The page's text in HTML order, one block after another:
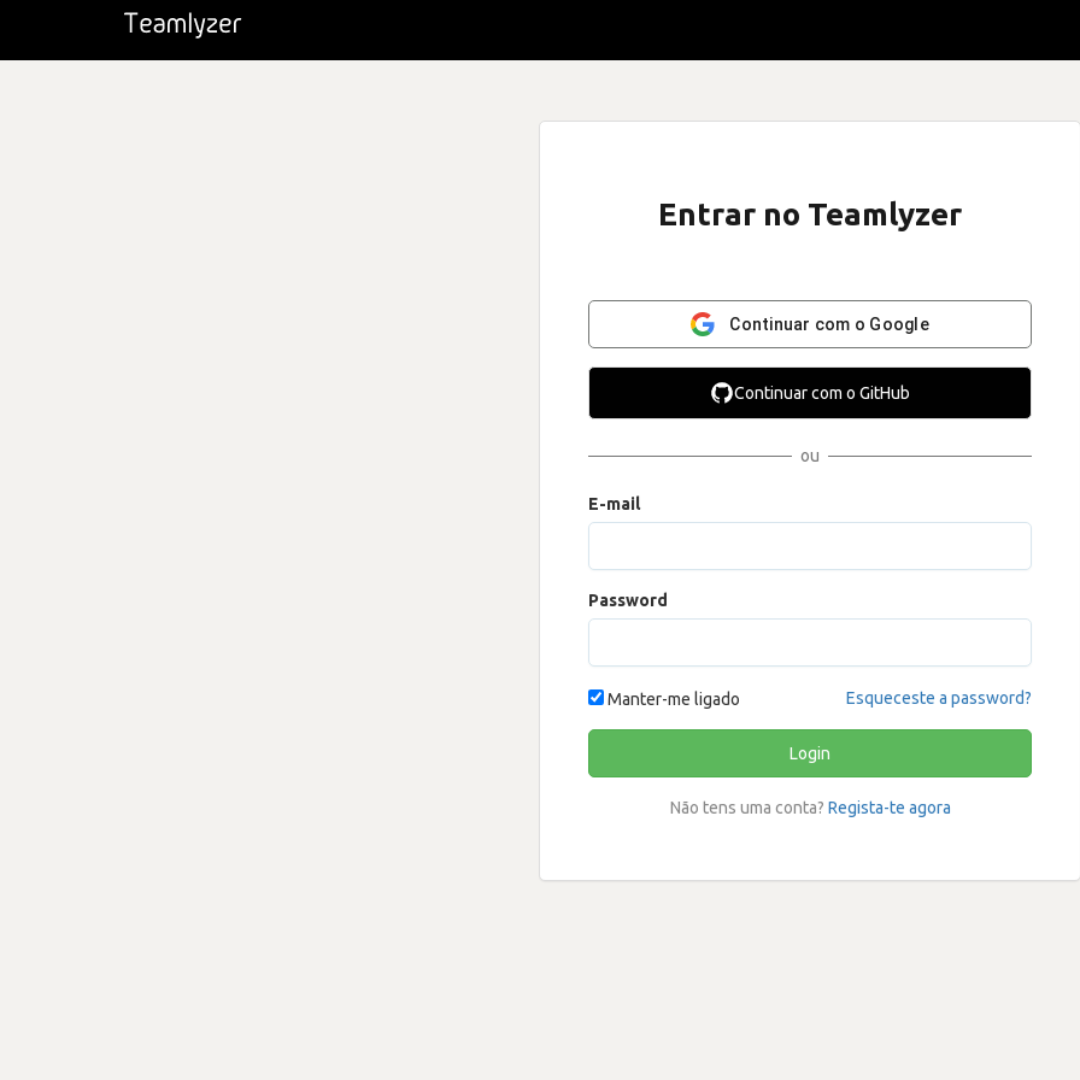
Entrar no Teamlyzer
Continuar com o Google
Continuar com o GitHub
ou
E-mail
Password
Manter-me ligado Esqueceste a password?
Login
Não tens uma conta? Regista-te agora